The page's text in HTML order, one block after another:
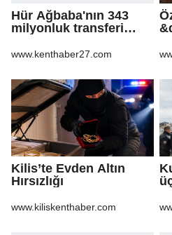
Hür Ağbaba'nın 343
milyonluk transferi
Ağbaba'ya milyonlar
www.kenthaber27.com
Kilis’te Evden Altın
Hırsızlığı
www.kiliskenthaber.com